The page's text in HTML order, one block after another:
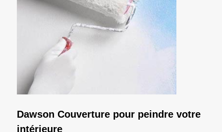
Dawson Couverture pour peindre votre
intérieure